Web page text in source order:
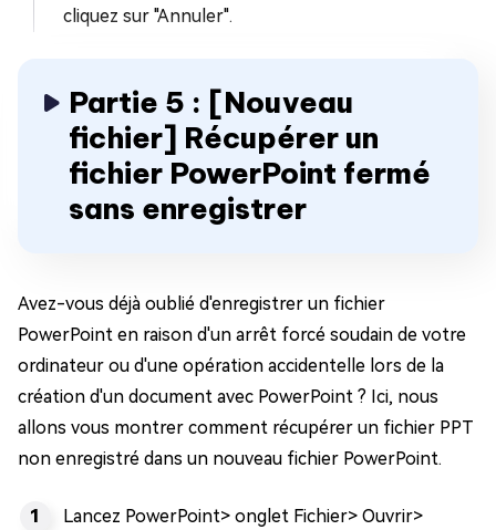
cliquez sur "Annuler".
Partie 5 : [Nouveau
fichier] Récupérer un
fichier PowerPoint fermé
sans enregistrer
Avez-vous déjà oublié d'enregistrer un fichier
PowerPoint en raison d'un arrêt forcé soudain de votre
ordinateur ou d'une opération accidentelle lors de la
création d'un document avec PowerPoint ? Ici, nous
allons vous montrer comment récupérer un fichier PPT
non enregistré dans un nouveau fichier PowerPoint.
Lancez PowerPoint> onglet Fichier> Ouvrir>